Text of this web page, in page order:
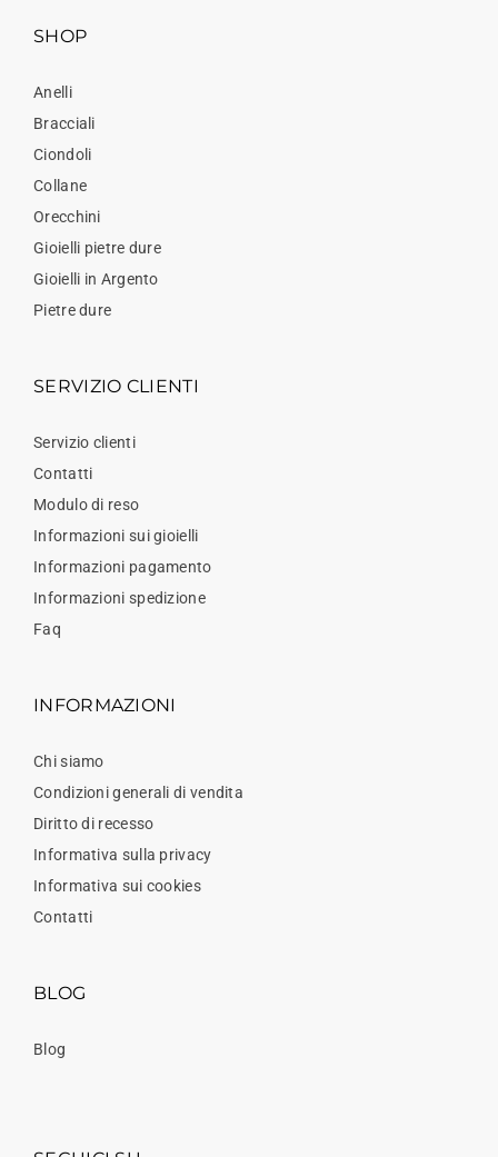
SHOP
Anelli
Bracciali
Ciondoli
Collane
Orecchini
Gioielli pietre dure
Gioielli in Argento
Pietre dure
SERVIZIO CLIENTI
Servizio clienti
Contatti
Modulo di reso
Informazioni sui gioielli
Informazioni pagamento
Informazioni spedizione
Faq
INFORMAZIONI
Chi siamo
Condizioni generali di vendita
Diritto di recesso
Informativa sulla privacy
Informativa sui cookies
Contatti
BLOG
Blog